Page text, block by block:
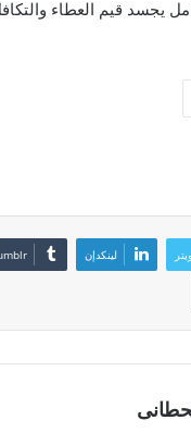
يجسد قيم العطاء
لينكدإن